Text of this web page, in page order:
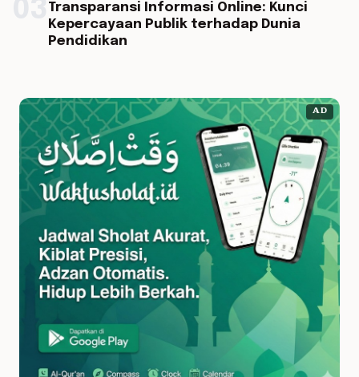
Transparansi Informasi Online: Kunci
Kepercayaan Publik terhadap Dunia
Pendidikan
AD